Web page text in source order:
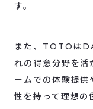
す。
また、TOTOは
れの得意分野を
ームでの体験提供
性を持って理想の